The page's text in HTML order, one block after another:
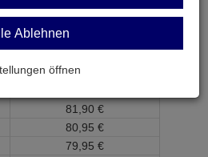
230V~ 535m³/h
81, 90 €
80, 95 €
79, 95 €
Ablehnen
öffnen